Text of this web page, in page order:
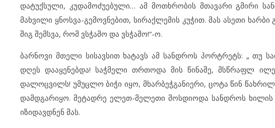
დატუქსული, კუდამოძუებული… ამ მოთხრობის მთავარი გმირი
მახვილი ყნოსვა-გემოვნებით, სირაქლემის კუჭით. მას ასეთი
შიგ შემსვა, რომ ვსჭამო და ვსჭამო!“-ო.
ბარნოვი მთელი სისავსით ხატავს ამ სანდროს პორტრეტს: „ თუ
დღეს დააყენებდა! საჭმელი თრთოდა მის წინაშე, მსწრაფლ
დალოცვილს! უმუცლო ბიჭი იყო, მხარბეჭგანიერი, ცოტა წინ
დამდგარიყო. მეტადრე ელეთ-მელეთი მოსდიოდა სანდროს
იზიდავდნენ მას.